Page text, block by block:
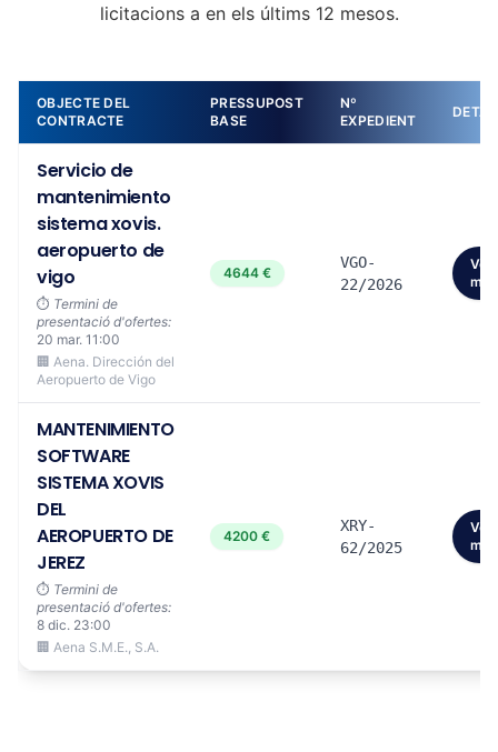
licitacions a en els últims 12 mesos.
OBJECTE DEL
CONTRACTE
PRESSUPOST
BASE
Nº
EXPEDIENT
Servicio de
mantenimiento
sistema xovis.
aeropuerto de
vigo
⏱️ Termini de
presentació d'ofertes:
20 mar. 11:00
🏢 Aena. Dirección del
Aeropuerto de Vigo
4644 €
VGO-
22/2026
més
MANTENIMIENTO
SOFTWARE
SISTEMA XOVIS
DEL
AEROPUERTO DE
JEREZ
⏱️ Termini de
presentació d'ofertes:
8 dic. 23:00
🏢 Aena S.M.E., S.A.
4200 €
XRY-
62/2025
més